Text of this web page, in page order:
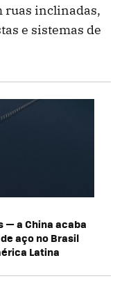
ruas inclinadas,
e sistemas de
— a China acaba
aço no Brasil
Latina